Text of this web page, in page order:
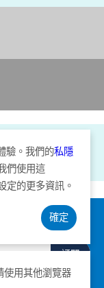
訂閱
驗。我們的私隱
們使用這
定的更多資訊。
確定
使用其他瀏覽器